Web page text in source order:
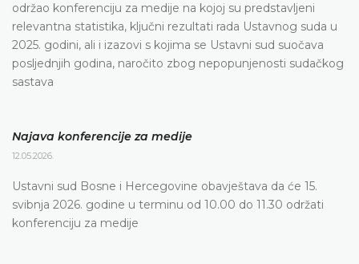
održao konferenciju za medije na kojoj su predstavljeni
relevantna statistika, ključni rezultati rada Ustavnog suda u
2025. godini, ali i izazovi s kojima se Ustavni sud suočava
posljednjih godina, naročito zbog nepopunjenosti sudačkog
sastava
Najava konferencije za medije
12.05.2026.
Ustavni sud Bosne i Hercegovine obavještava da će 15.
svibnja 2026. godine u terminu od 10.00 do 11.30 održati
konferenciju za medije